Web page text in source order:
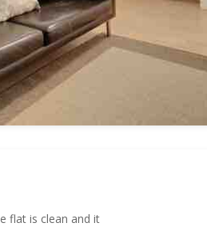
flat is clean and it